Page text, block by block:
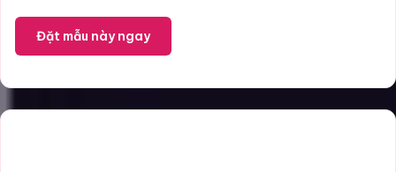
Đặt mẫu này ngay